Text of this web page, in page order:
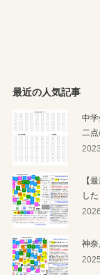
最近の人気記事
中
二
【
した
神